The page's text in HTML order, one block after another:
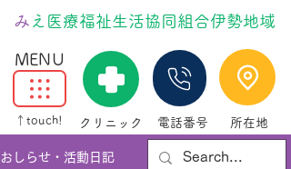
MENU
​ みえ医療福祉生活協同組合伊勢地域
↑touch! クリニック 電話番号 所在地
おしらせ・活動日記